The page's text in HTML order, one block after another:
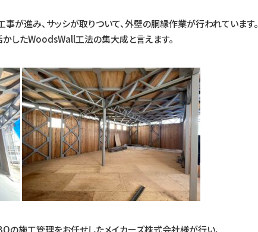
が進み、サッシが取りついて、外壁の胴縁作業が行われています。
したWoodsWall工法の集大成と言えます。
の施工管理をお任せしたメイカーズ株式会社様が行い、